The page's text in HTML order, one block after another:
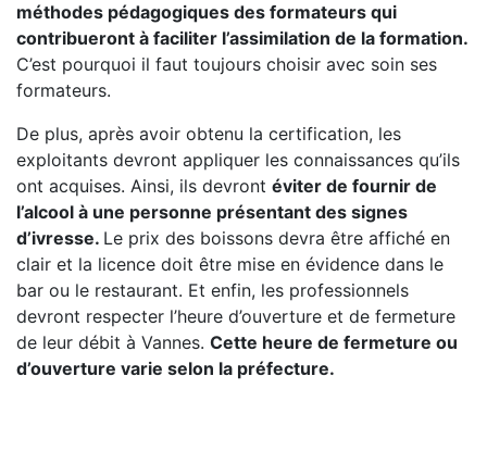
méthodes pédagogiques des formateurs qui
contribueront à faciliter l’assimilation de la formation.
C’est pourquoi il faut toujours choisir avec soin ses
formateurs.
De plus, après avoir obtenu la certification, les
exploitants devront appliquer les connaissances qu’ils
ont acquises. Ainsi, ils devront éviter de fournir de
l’alcool à une personne présentant des signes
d’ivresse. Le prix des boissons devra être affiché en
clair et la licence doit être mise en évidence dans le
bar ou le restaurant. Et enfin, les professionnels
devront respecter l’heure d’ouverture et de fermeture
de leur débit à Vannes. Cette heure de fermeture ou
d’ouverture varie selon la préfecture.